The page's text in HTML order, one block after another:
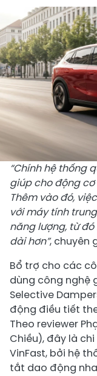
“Chính hệ thống
giúp cho động
Thêm vào đó,
với máy tính
năng lượng, từ
dài hơn”, chuyên
Bổ trợ cho các
dùng công nghệ
Selective
động điều tiết
Theo reviewer
Chiều), đây là
VinFast, bởi hệ
tắt dao động